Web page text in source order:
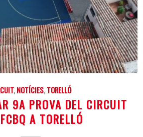
,NOTÍCIES,TORELLÓ
9A PROVA DEL CIRCUIT
A TORELLÓ